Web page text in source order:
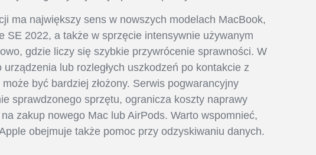
ma największy sens w nowszych modelach MacBook,
SE 2022, a także w sprzęcie intensywnie używanym
gdzie liczy się szybkie przywrócenie sprawności. W
lub rozległych uszkodzeń po kontakcie z
być bardziej złożony. Serwis pogwarancyjny
sprawdzonego sprzętu, ogranicza koszty naprawy
zakup nowego Mac lub AirPods. Warto wspomnieć,
obejmuje także pomoc przy odzyskiwaniu danych.